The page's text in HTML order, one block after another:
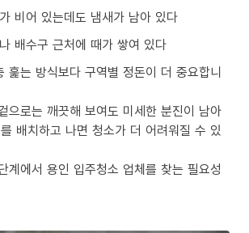
비어 있는데도 냄새가 남아 있다
배수구 근처에 때가 쌓여 있다
훑는 방식보다 구역별 정돈이 더 중요합니
으로는 깨끗해 보여도 미세한 분진이 남아
배치하고 나면 청소가 더 어려워질 수 있
계에서 용인 입주청소 업체를 찾는 필요성